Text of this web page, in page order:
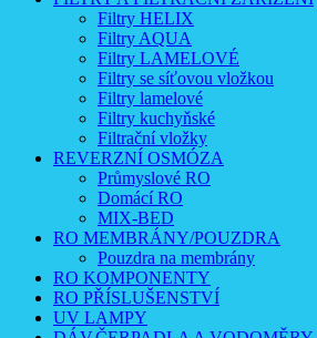
Filtry HELIX
Filtry AQUA
Filtry LAMELOVÉ
Filtry se síťovou vložkou
Filtry lamelové
Filtry kuchyňské
Filtrační vložky
REVERZNÍ OSMÓZA
Průmyslové RO
Domácí RO
MIX-BED
RO MEMBRÁNY/POUZDRA
Pouzdra na membrány
RO KOMPONENTY
RO PŘÍSLUŠENSTVÍ
UV LAMPY